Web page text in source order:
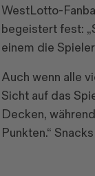
WestLotto-
begeistert fest:
einem die
Auch wenn alle
Sicht auf das
Decken,
Punkten.“